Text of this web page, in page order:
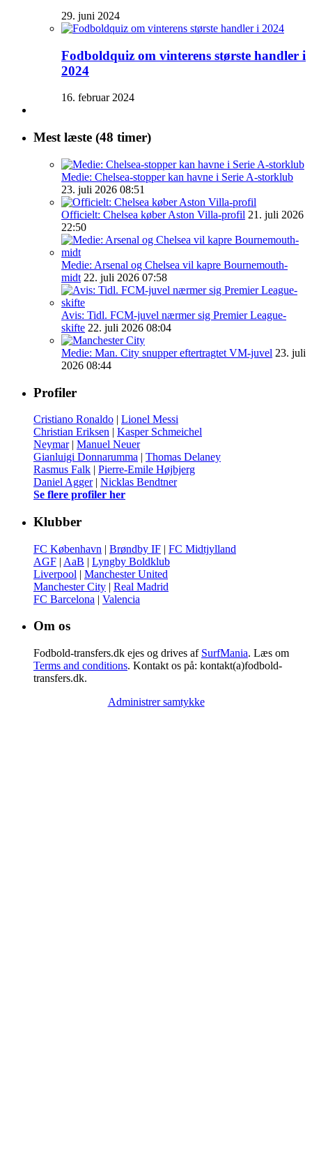
29. juni 2024
Fodboldquiz om vinterens største handler i
2024
16. februar 2024
Mest læste (48 timer)
Medie: Chelsea-stopper kan havne i Serie A-storklub
23. juli 2026 08:51
Officielt: Chelsea køber Aston Villa-profil 21. juli 2026
22:50
Medie: Arsenal og Chelsea vil kapre Bournemouth-
midt 22. juli 2026 07:58
Avis: Tidl. FCM-juvel nærmer sig Premier League-
skifte 22. juli 2026 08:04
Medie: Man. City snupper eftertragtet VM-juvel 23. juli
2026 08:44
Profiler
Cristiano Ronaldo | Lionel Messi
Christian Eriksen | Kasper Schmeichel
Neymar| Manuel Neuer
Gianluigi Donnarumma | Thomas Delaney
Rasmus Falk | Pierre-Emile Højbjerg
Daniel Agger| Nicklas Bendtner
Se flere profiler her
Klubber
FC København | Brøndby IF | FC Midtjylland
AGF | AaB | Lyngby Boldklub
Liverpool | Manchester United
Manchester City | Real Madrid
FC Barcelona | Valencia
Om os
Fodbold-transfers.dk ejes og drives af SurfMania. Læs om
Terms and conditions. Kontakt os på: kontakt(a)fodbold-
transfers.dk.
Administrer samtykke